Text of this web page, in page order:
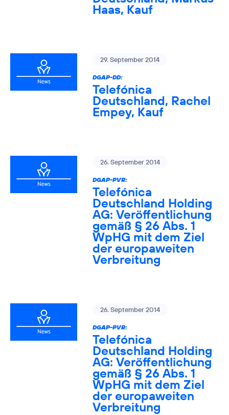
Haas, Kauf
29. September 2014
DGAP-DD:
Telefónica
Deutschland, Rachel
Empey, Kauf
26. September 2014
DGAP-PVR:
Telefónica
Deutschland Holding
AG: Veröffentlichung
gemäß § 26 Abs. 1
WpHG mit dem Ziel
der europaweiten
Verbreitung
26. September 2014
DGAP-PVR:
Telefónica
Deutschland Holding
AG: Veröffentlichung
gemäß § 26 Abs. 1
WpHG mit dem Ziel
der europaweiten
Verbreitung